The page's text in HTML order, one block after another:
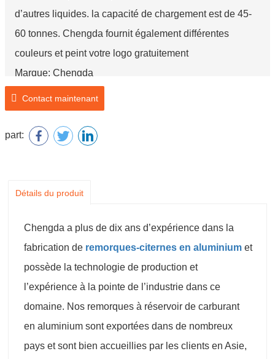
d’autres liquides. la capacité de chargement est de 45-
60 tonnes. Chengda fournit également différentes
couleurs et peint votre logo gratuitement
Marque: Chengda
Numéro de modèle: SCD9400GYY
Nom du produit: Remorques-citernes en aluminium
Contact maintenant
part:
Détails du produit
Chengda a plus de dix ans d’expérience dans la
fabrication de remorques-citernes en aluminium et
possède la technologie de production et
l’expérience à la pointe de l’industrie dans ce
domaine. Nos remorques à réservoir de carburant
en aluminium sont exportées dans de nombreux
pays et sont bien accueillies par les clients en Asie,